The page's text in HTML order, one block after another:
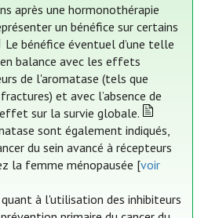
après une hormonothérapie
un bénéfice sur certains
Le bénéfice éventuel d’une telle
balance avec les effets
de l'aromatase (tels que
et avec l’absence de
sur la survie globale.
sont également indiqués,
du sein avancé à récepteurs
la femme ménopausée [voir
quant à l'utilisation des inhibiteurs